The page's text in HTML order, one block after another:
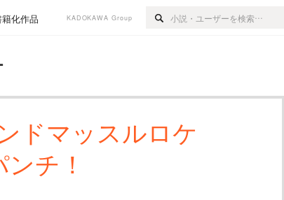
化作品 KADOKAWA Group
ドマッスルロケ
チ！